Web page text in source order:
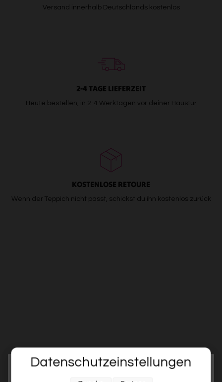
Versand innerhalb Deutschlands kostenlos
2-4 TAGE LIEFERZEIT
Heute bestellen, in 2-4 Werktagen vor deiner Haustür
KOSTENLOSE RETOURE
Wenn der Teppich nicht passt, schickst du ihn kostenlos zurück
Datenschutzeinstellungen
Melde dich jetzt für unseren Newsletter an und sichere dir